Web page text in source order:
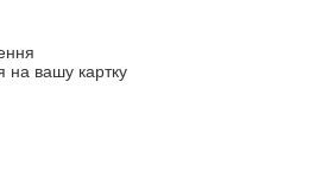
на вашу картку